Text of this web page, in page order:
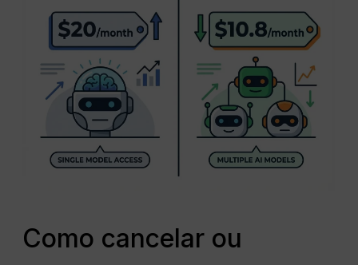
Como cancelar ou